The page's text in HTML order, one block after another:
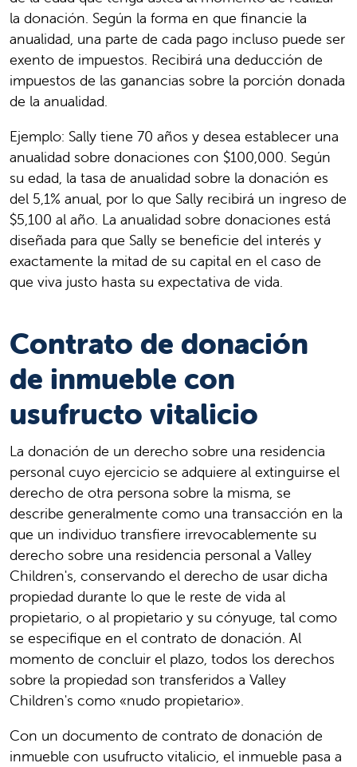
la donación. Según la forma en que financie la
anualidad, una parte de cada pago incluso puede ser
exento de impuestos. Recibirá una deducción de
impuestos de las ganancias sobre la porción donada
de la anualidad.
Ejemplo: Sally tiene 70 años y desea establecer una
anualidad sobre donaciones con $100,000. Según
su edad, la tasa de anualidad sobre la donación es
del 5,1% anual, por lo que Sally recibirá un ingreso de
$5,100 al año. La anualidad sobre donaciones está
diseñada para que Sally se beneficie del interés y
exactamente la mitad de su capital en el caso de
que viva justo hasta su expectativa de vida.
Contrato de donación
de inmueble con
usufructo vitalicio
La donación de un derecho sobre una residencia
personal cuyo ejercicio se adquiere al extinguirse el
derecho de otra persona sobre la misma, se
describe generalmente como una transacción en la
que un individuo transfiere irrevocablemente su
derecho sobre una residencia personal a Valley
Children's, conservando el derecho de usar dicha
propiedad durante lo que le reste de vida al
propietario, o al propietario y su cónyuge, tal como
se especifique en el contrato de donación. Al
momento de concluir el plazo, todos los derechos
sobre la propiedad son transferidos a Valley
Children's como «nudo propietario».
Con un documento de contrato de donación de
inmueble con usufructo vitalicio, el inmueble pasa a